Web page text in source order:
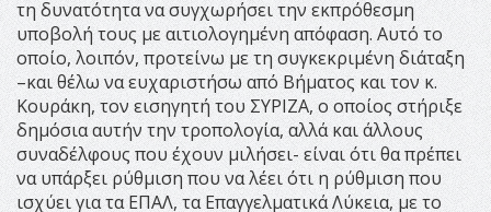
τη δυνατότητα να συγχωρήσει την εκπρόθεσμη
υποβολή τους με αιτιολογημένη απόφαση. Αυτό το
οποίο, λοιπόν, προτείνω με τη συγκεκριμένη διάταξη
–και θέλω να ευχαριστήσω από Βήματος και τον κ.
Κουράκη, τον εισηγητή του ΣΥΡΙΖΑ, ο οποίος στήριξε
δημόσια αυτήν την τροπολογία, αλλά και άλλους
συναδέλφους που έχουν μιλήσει- είναι ότι θα πρέπει
να υπάρξει ρύθμιση που να λέει ότι η ρύθμιση που
ισχύει για τα ΕΠΑΛ, τα Επαγγελματικά Λύκεια, με το